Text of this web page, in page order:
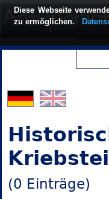
(0 Einträge)
Diese Webseite
zu ermöglichen.